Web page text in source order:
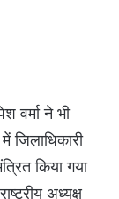
वर्मा ने भी
जिलाधिकारी
किया गया
अध्यक्ष